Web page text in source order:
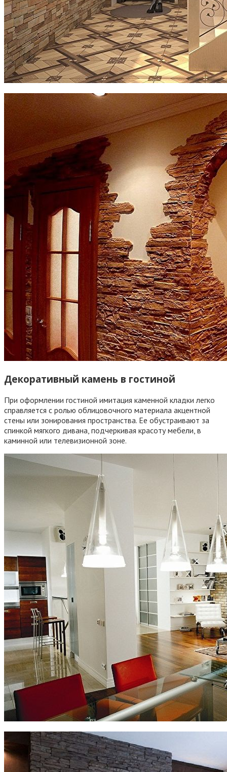
Декоративный камень в гостиной
При оформлении гостиной имитация каменной кладки легко
справляется с ролью облицовочного материала акцентной
стены или зонирования пространства. Ее обустраивают за
спинкой мягкого дивана, подчеркивая красоту мебели, в
каминной или телевизионной зоне.